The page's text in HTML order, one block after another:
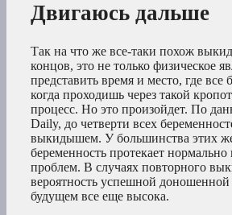
Двигаюсь дальше
Так на что же все-таки похож
концов, это не только физическое
представить время и место, где все
когда проходишь через такой
процесс. Но это произойдет. По
Daily, до четверти всех
выкидышем. У большинства этих
беременность протекает
проблем. В случаях повторного
вероятность успешной доношенной
будущем все еще высока.